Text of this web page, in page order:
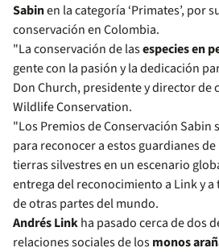
Sabinen la categoría ‘Primates’, por
conservación en Colombia.
"La conservación de lasespecies en
gente con la pasión y la dedicación
Don Church, presidente y director de
Wildlife Conservation.
"Los Premios de Conservación
para reconocer a estos guardianes
tierras silvestres en un escenario
entrega del reconocimiento a Link y
de otras partes del mundo.
Andrés Linkha pasado cerca de dos
relaciones sociales de losmonos